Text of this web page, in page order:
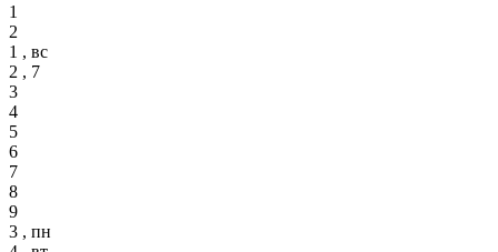
1
2
1 , вс
2 , 7
3
4
5
6
7
8
9
3 , пн